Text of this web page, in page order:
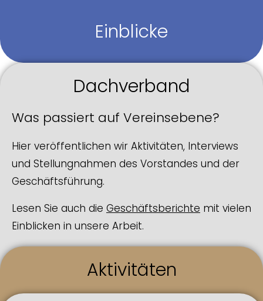
Einblicke
Dachverband
Was passiert auf Vereinsebene?
Hier veröffentlichen wir Aktivitäten, Interviews
und Stellungnahmen des Vorstandes und der
Geschäftsführung.
Lesen Sie auch die Geschäftsberichte mit vielen
Einblicken in unsere Arbeit.
Aktivitäten